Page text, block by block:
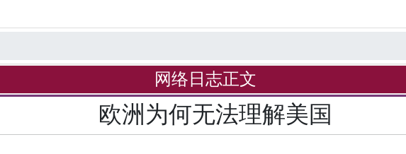
网络日志正文
欧洲为何无法理解美国